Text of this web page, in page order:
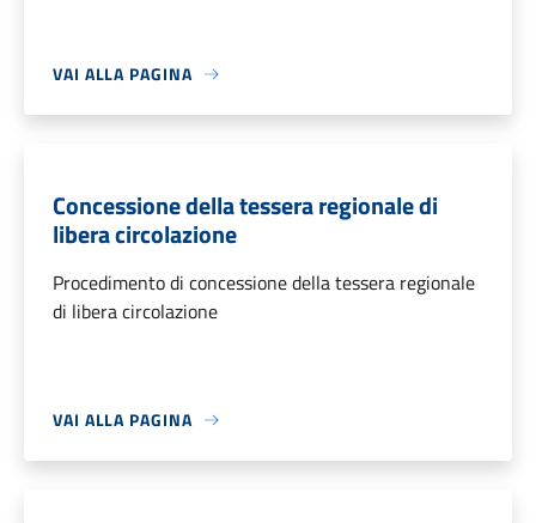
VAI ALLA PAGINA
Concessione della tessera regionale di
libera circolazione
Procedimento di concessione della tessera regionale
di libera circolazione
VAI ALLA PAGINA